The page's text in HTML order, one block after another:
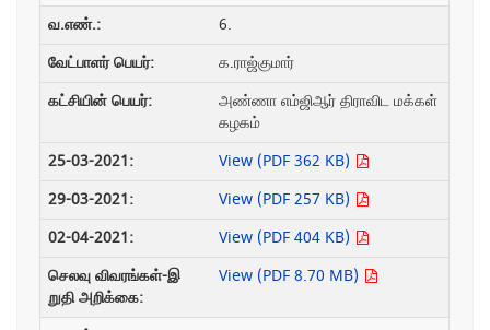
6.
க.ராஜ்குமார்
அண்ணா எம்ஜிஆர் திராவிட மக்கள்
கழகம்
View (PDF 362 KB)
View (PDF 257 KB)
View (PDF 404 KB)
View (PDF 8.70 MB)